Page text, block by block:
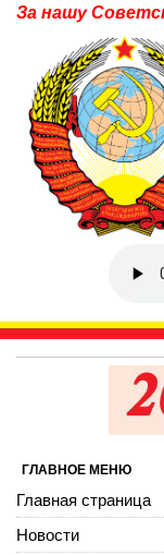
За нашу
ГЛАВНОЕ МЕНЮ
Главная страница
Новости